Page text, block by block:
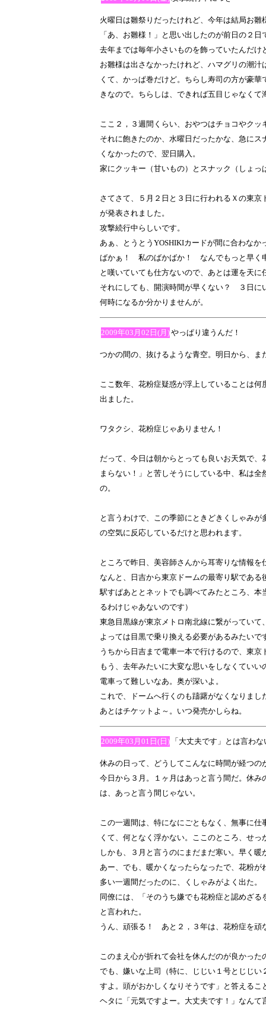
火曜日は雛祭りだったけれど、今年は結局お雛
「あ、お雛様！」と思い出したのが前日の２
去年までは毎年小さいものを飾っていたんだけ
お雛様は出さなかったけれど、ハマグリの潮
くて、かっぱ巻だけど。ちらし寿司の方が豪
きなので。ちらしは、できれば五目じゃなくて
ここ２，３週間くらい、おやつはチョコやク
それに飽きたのか、水曜日だったかな、急に
くなかったので、翌日購入。
家にクッキー（甘いもの）とスナック（しょ
さてさて、５月２日と３日に行われるＸの東
が発表されました。
攻撃続行中らしいです。
あぁ、とうとうYOSHIKIカードが間に合わな
ばかぁ！ 私のばかばか！ なんでもっと早く
と嘆いていても仕方ないので、あとは運を天に
それにしても、開演時間が早くない？ ３日
何時になるか分かりませんが。
2009年03月02日(月)やっぱり違うんだ！
つかの間の、抜けるような青空。明日から、ま
ここ数年、花粉症疑惑が浮上していることは
出ました。
ワタクシ、花粉症じゃありません！
だって、今日は朝からとっても良いお天気で
まらない！」と苦しそうにしている中、私は
の。
と言うわけで、この季節にときどきくしゃみ
の空気に反応しているだけと思われます。
ところで昨日、美容師さんから耳寄りな情報を
なんと、日吉から東京ドームの最寄り駅であ
駅すぱあととネットでも調べてみたところ、
るわけじゃあないのです）
東急目黒線が東京メトロ南北線に繋がってい
よっては目黒で乗り換える必要があるみたいで
うちから日吉まで電車一本で行けるので、東
もう、去年みたいに大変な思いをしなくてい
電車って難しいなあ。奥が深いよ。
これで、ドームへ行くのも躊躇がなくなりまし
あとはチケットよ～。いつ発売かしらね。
2009年03月01日(日) 「大丈夫です」とは言わ
休みの日って、どうしてこんなに時間が経つ
今日から３月。１ヶ月はあっと言う間だ。休
は、あっと言う間じゃない。
この一週間は、特になにごともなく、無事に
くて、何となく浮かない。ここのところ、せ
しかも、３月と言うのにまだまだ寒い。早く暖
あー、でも、暖かくなったらなったで、花粉
多い一週間だったのに、くしゃみがよく出た。
同僚には、「そのうち嫌でも花粉症と認めざ
と言われた。
うん、頑張る！ あと２，３年は、花粉症を頑
このまえ心が折れて会社を休んだのが良かっ
でも、嫌いな上司（特に、じじい１号とじじ
すよ。頭がおかしくなりそうです」と答えるこ
ヘタに「元気ですよー。大丈夫です！」なん